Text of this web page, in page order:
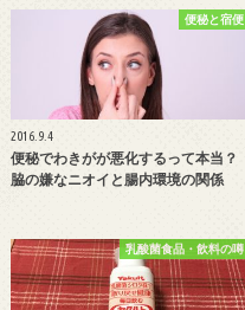
便秘と宿便
2016.9.4
便秘でわきがが悪化するって本当？
脇の嫌なニオイと腸内環境の関係
乳酸菌食品・飲料の噂